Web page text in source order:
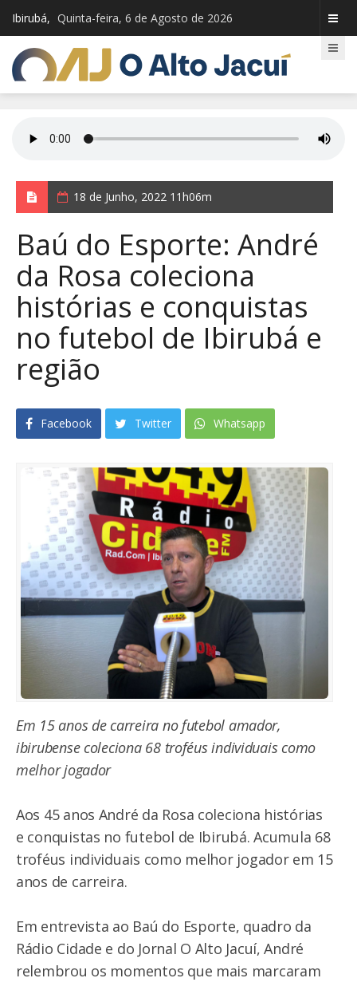
Ibirubá, Quinta-feira, 6 de Agosto de 2026
18 de Junho, 2022 11h06m
Baú do Esporte: André
da Rosa coleciona
histórias e conquistas
no futebol de Ibirubá e
região
Facebook Twitter Whatsapp
Em 15 anos de carreira no futebol amador,
ibirubense coleciona 68 troféus individuais como
melhor jogador
Aos 45 anos André da Rosa coleciona histórias
e conquistas no futebol de Ibirubá. Acumula 68
troféus individuais como melhor jogador em 15
anos de carreira.
Em entrevista ao Baú do Esporte, quadro da
Rádio Cidade e do Jornal O Alto Jacuí, André
relembrou os momentos que mais marcaram